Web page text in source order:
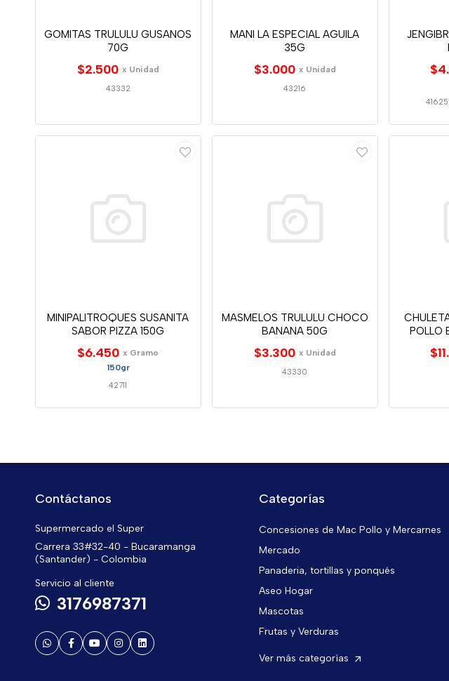
GOMITAS TRULULU GUSANOS
70G
$2.500 x Unidad
43332
MANI LA ESPECIAL AGUILA
35G
$3.000 x Unidad
43216
41625
MINIPALITROQUES SUSANITA
SABOR PIZZA 150G
$6.450 x Gramo
150gr
42711
MASMELOS TRULULU CHOCO
BANANA 50G
$3.300 x Unidad
43330
POLLO
Contáctanos
Supermercado el Super
Carrera 33#32-40 - Bucaramanga
(Santander) - Colombia
Servicio al cliente
3176987371
Categorías
Concesiones de Mac Pollo y Mercarnes
Mercado
Panaderia, tortillas y ponqués
Aseo Hogar
Mascotas
Frutas y Verduras
Ver más categorías